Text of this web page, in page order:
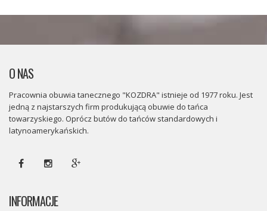
O NAS
Pracownia obuwia tanecznego "KOZDRA" istnieje od 1977 roku. Jest
jedną z najstarszych firm produkującą obuwie do tańca
towarzyskiego. Oprócz butów do tańców standardowych i
latynoamerykańskich.
INFORMACJE